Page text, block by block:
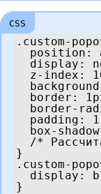
.custom-
position:
display:
z-index:
border:
border-
padding:
box-
/*
}
.custom-
display:
}